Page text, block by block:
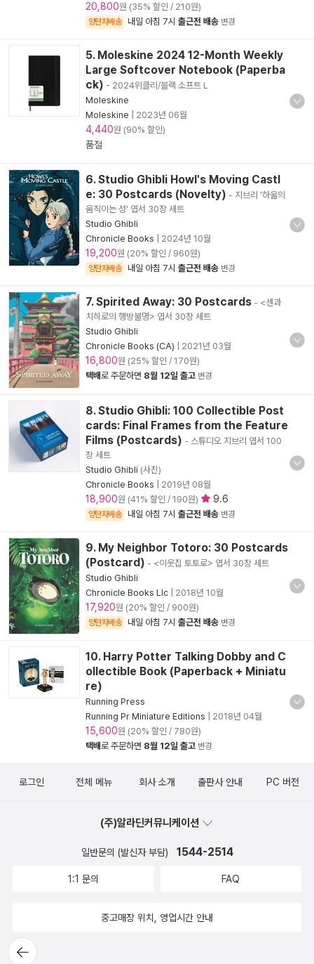
20,800원 (35% 할인 / 210원)
양탄자배송 내일 아침 7시 출근전 배송 변경
5. Moleskine 2024 12-Month Weekly
Large Softcover Notebook (Paperba
ck) - 2024위클리/블랙 소프트 L
Moleskine
Moleskine
2023년 06월
4,440원 (90% 할인)
품절
6. Studio Ghibli Howl's Moving Castl
e: 30 Postcards (Novelty) - 지브리 '하울의
움직이는 성' 엽서 30장 세트
Studio Ghibli
Chronicle Books
2024년 10월
19,200원 (20% 할인 / 960원)
양탄자배송 내일 아침 7시 출근전 배송 변경
7. Spirited Away: 30 Postcards - <센과
치히로의 행방불명> 엽서 30장 세트
Studio Ghibli
Chronicle Books (CA)
2021년 03월
16,800원 (25% 할인 / 170원)
택배로 주문하면 8월 12일 출고 변경
8. Studio Ghibli: 100 Collectible Post
cards: Final Frames from the Feature
Films (Postcards) - 스튜디오 지브리 엽서 100
장 세트
Studio Ghibli (사진)
Chronicle Books
2019년 08월
18,900원 (41% 할인 / 190원) 9.6
양탄자배송 내일 아침 7시 출근전 배송 변경
9. My Neighbor Totoro: 30 Postcards
(Postcard) - <이웃집 토토로> 엽서 30장 세트
Studio Ghibli
Chronicle Books Llc
2018년 10월
17,920원 (20% 할인 / 900원)
양탄자배송 내일 아침 7시 출근전 배송 변경
10. Harry Potter Talking Dobby and C
ollectible Book (Paperback + Miniatu
re)
Running Press
Running Pr Miniature Editions
2018년 04월
15,600원 (20% 할인 / 780원)
택배로 주문하면 8월 12일 출고 변경
뒤로가
기
로그인 전체 메뉴 회사 소개 출판사 안내 PC 버전
(주)알라딘커뮤니케이션
일반문의 (발신자 부담) 1544-2514
1:1 문의 FAQ
중고매장 위치, 영업시간 안내